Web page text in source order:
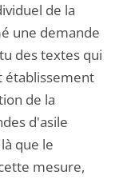
de la
une demande
des textes qui
établissement
de la
d'asile
que le
mesure,